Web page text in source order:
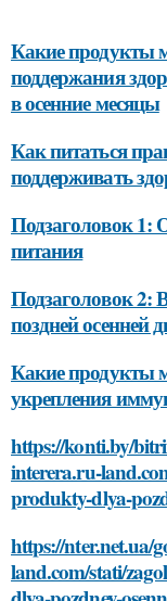
Какие продукты
поддержания
в осенние месяцы
Как питаться
поддерживать
Подзаголовок 1:
питания
Подзаголовок 2:
поздней осенней
Какие продукты
укрепления
https://konti.by/
interera.ru-
produkty-dlya-
https://nter.net.ua/
land.com/stati/